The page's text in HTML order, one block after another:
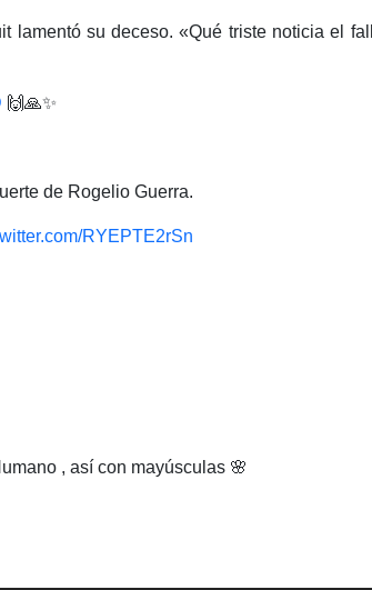
su deceso. «Qué triste noticia el
🙌🙏✨
de Rogelio Guerra.
RYEPTE2rSn
, así con mayúsculas 🌸